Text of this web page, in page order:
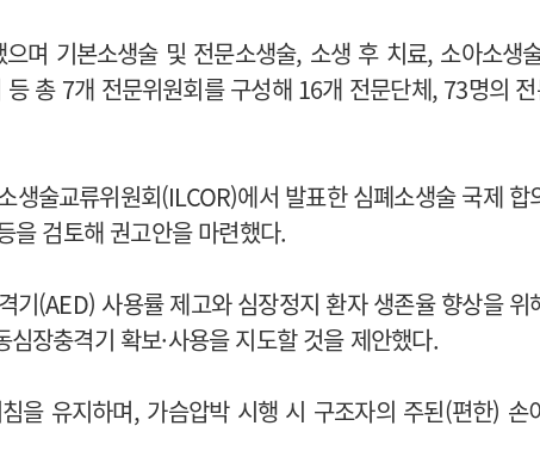
며 기본소생술 및 전문소생술, 소생 후 치료, 소아소생
총 7개 전문위원회를 구성해 16개 전문단체, 73명의
생술교류위원회(ILCOR)에서 발표한 심폐소생술 국제 합
을 검토해 권고안을 마련했다.
기(AED) 사용률 제고와 심장정지 환자 생존율 향상을 위
장충격기 확보·사용을 지도할 것을 제안했다.
을 유지하며, 가슴압박 시행 시 구조자의 주된(편한) 손